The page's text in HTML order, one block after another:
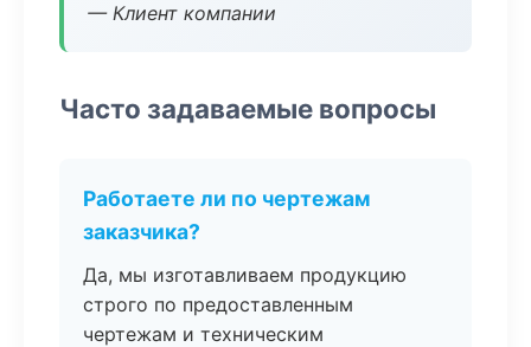
— Клиент компании
Часто задаваемые вопросы
Работаете ли по чертежам
заказчика?
Да, мы изготавливаем продукцию
строго по предоставленным
чертежам и техническим